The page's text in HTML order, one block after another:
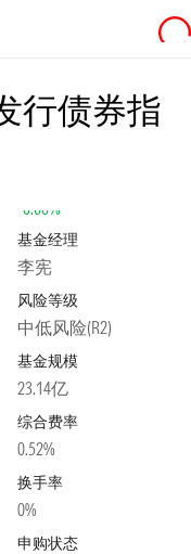
行债券指
-0.00%
基金经理
李宪
风险等级
中低风险(R2)
基金规模
23.14亿
综合费率
0.52%
换手率
0%
申购状态